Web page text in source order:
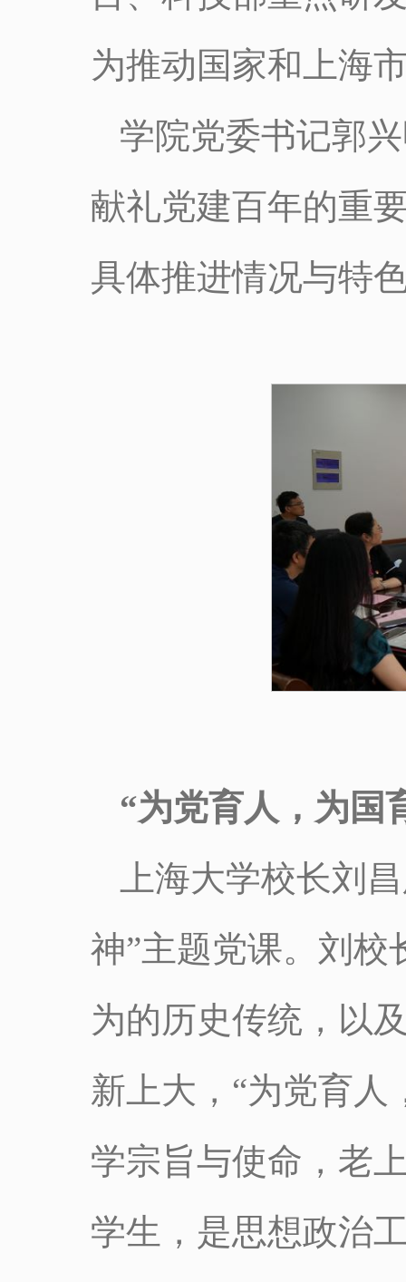
为推动国家和上海
学院党委书记郭
献礼党建百年的重
具体推进情况与特
“为党育人，为国
上海大学校长刘
神”主题党课。刘
为的历史传统，以
新上大，“为党育人
学宗旨与使命，老
学生，是思想政治